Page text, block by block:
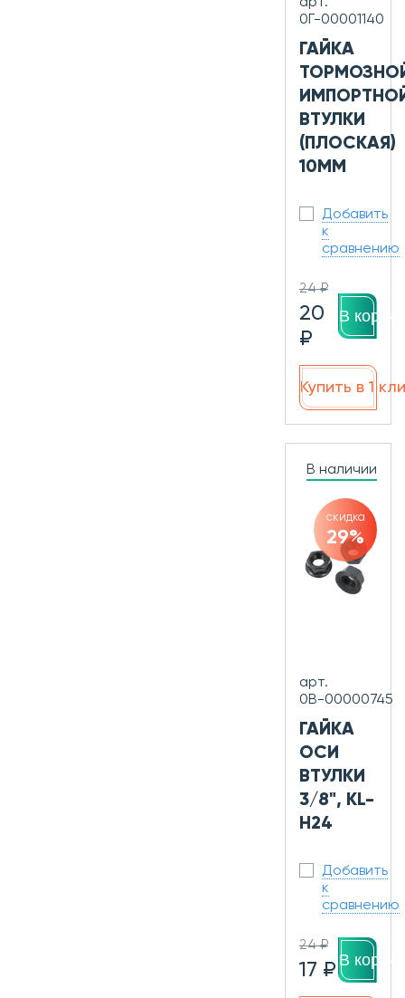
0Г-00001140
ГАЙКА
ВТУЛКИ
(ПЛОСКАЯ)
10ММ
Добавить
к
сравнению
24 ₽
20
₽
В
Купить в 1
В наличии
скидка
29%
арт.
0В-00000745
ГАЙКА
ОСИ
ВТУЛКИ
3/8", KL-
H24
Добавить
к
сравнению
24 ₽
17 ₽ В